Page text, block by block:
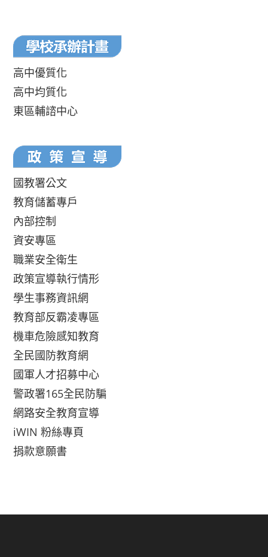
高中優質化
高中均質化
東區輔諮中心
國教署公文
教育儲蓄專戶
內部控制
資安專區
職業安全衛生
政策宣導執行情形
學生事務資訊網
教育部反霸凌專區
機車危險感知教育
全民國防教育網
國軍人才招募中心
警政署165全民防騙
網路安全教育宣導
iWIN 粉絲專頁
捐款意願書